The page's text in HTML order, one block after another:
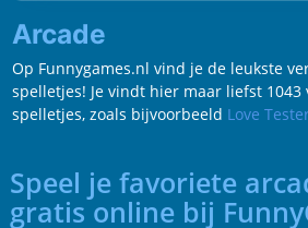
Arcade
Op Funnygames.nl vind je de leukste
spelletjes! Je vindt hier maar liefst
spelletjes, zoals bijvoorbeeld Love
Speel je favoriete
gratis online bij